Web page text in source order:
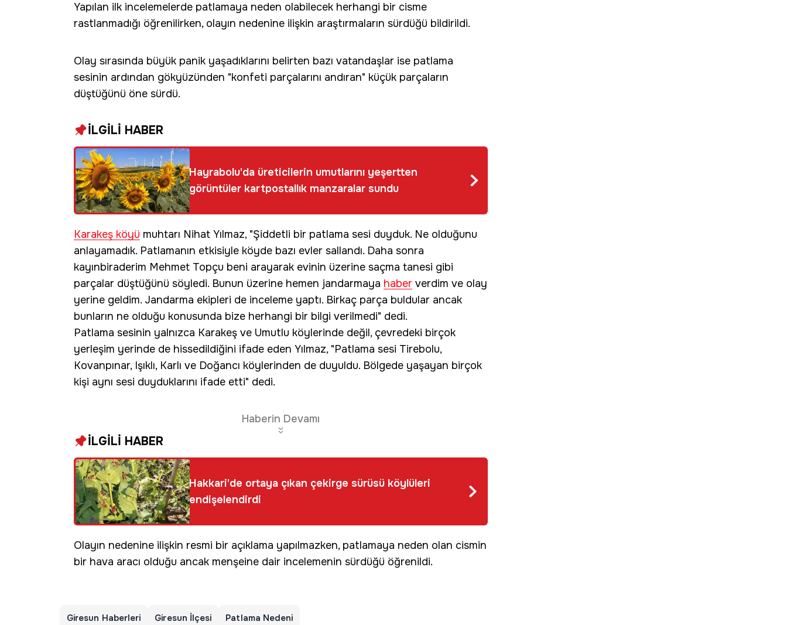
Yapılan ilk incelemelerde patlamaya neden olabilecek herhangi bir cisme
rastlanmadığı öğrenilirken, olayın nedenine ilişkin araştırmaların sürdüğü bildirildi.
Olay sırasında büyük panik yaşadıklarını belirten bazı vatandaşlar ise patlama
sesinin ardından gökyüzünden "konfeti parçalarını andıran" küçük parçaların
düştüğünü öne sürdü.
İLGİLİ HABER
Hayrabolu'da üreticilerin umutlarını yeşertten
görüntüler kartpostallık manzaralar sundu
Karakeş köyü muhtarı Nihat Yılmaz, "Şiddetli bir patlama sesi duyduk. Ne olduğunu
anlayamadık. Patlamanın etkisiyle köyde bazı evler sallandı. Daha sonra
kayınbiraderim Mehmet Topçu beni arayarak evinin üzerine saçma tanesi gibi
parçalar düştüğünü söyledi. Bunun üzerine hemen jandarmaya haber verdim ve olay
yerine geldim. Jandarma ekipleri de inceleme yaptı. Birkaç parça buldular ancak
bunların ne olduğu konusunda bize herhangi bir bilgi verilmedi" dedi.
Patlama sesinin yalnızca Karakeş ve Umutlu köylerinde değil, çevredeki birçok
yerleşim yerinde de hissedildiğini ifade eden Yılmaz, "Patlama sesi Tirebolu,
Kovanpınar, Işıklı, Karlı ve Doğancı köylerinden de duyuldu. Bölgede yaşayan birçok
kişi aynı sesi duyduklarını ifade etti" dedi.
Haberin Devamı
İLGİLİ HABER
Hakkari'de ortaya çıkan çekirge sürüsü köylüleri
endişelendirdi
Olayın nedenine ilişkin resmi bir açıklama yapılmazken, patlamaya neden olan cismin
bir hava aracı olduğu ancak menşeine dair incelemenin sürdüğü öğrenildi.
Giresun Haberleri Giresun İlçesi Patlama Nedeni